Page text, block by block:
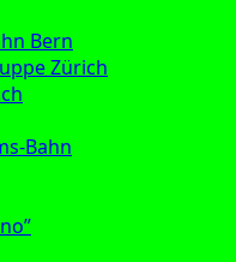
Bern
Zürich
Bahn